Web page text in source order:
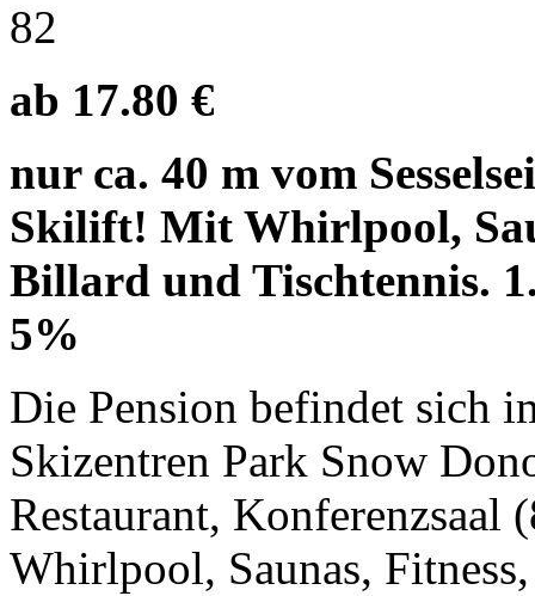
82
ab 17.80 €
nur ca. 40 m vom
Skilift! Mit Whirlpool,
Billard und Tischtennis.
5%
Die Pension befindet sich
Skizentren Park Snow
Restaurant, Konferenzsaal
Whirlpool, Saunas,